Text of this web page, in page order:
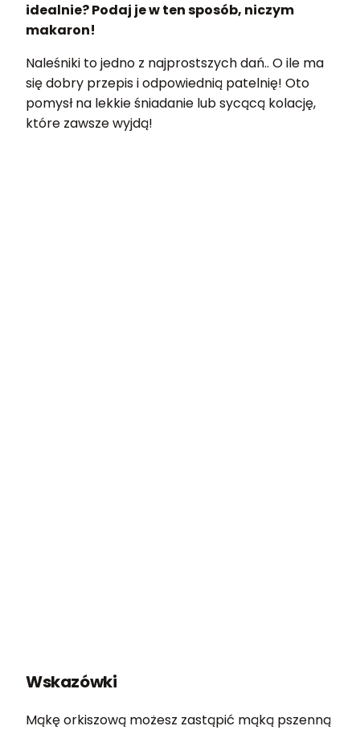
idealnie? Podaj je w ten sposób, niczym
makaron!
Naleśniki to jedno z najprostszych dań.. O ile ma
się dobry przepis i odpowiednią patelnię! Oto
pomysł na lekkie śniadanie lub sycącą kolację,
które zawsze wyjdą!
Wskazówki
Mąkę orkiszową możesz zastąpić mąką pszenną